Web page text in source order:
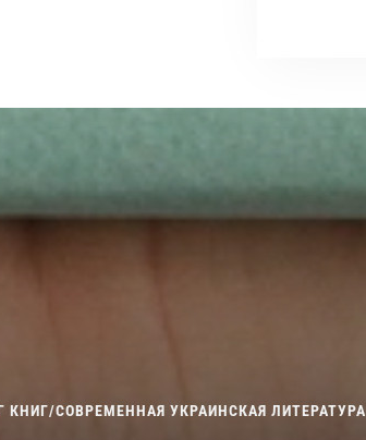
КНИГ/СОВРЕМЕННАЯ УКРАИНСКАЯ ЛИТЕРАТУРА